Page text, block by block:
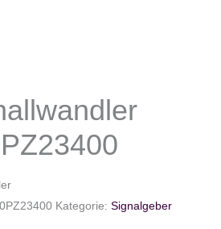
Kategorie: Signalgeber